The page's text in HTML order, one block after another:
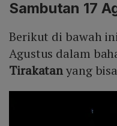
Sambutan 17
Berikut di bawah
Agustus dalam
Tirakatanyang